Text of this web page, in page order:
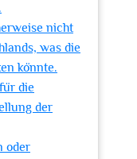
nicht
was die
könnte.
die
der
oder